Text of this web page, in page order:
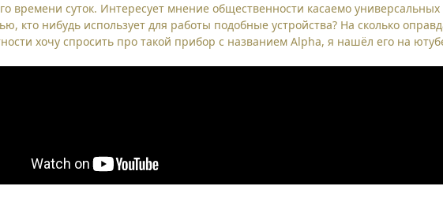
времени суток. Интересует мнение общественности касаемо
кто нибудь использует для работы подобные устройства? На сколько
хочу спросить про такой прибор с названием Alpha, я нашёл его на